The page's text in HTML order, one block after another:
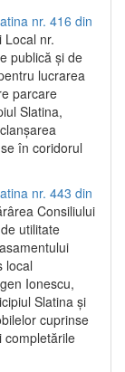
nr. 416 din
Local nr.
publică și de
lucrarea
parcare
Slatina,
în coridorul
nr. 443 din
Consiliului
utilitate
local
Ionescu,
Slatina şi
cuprinse
completările